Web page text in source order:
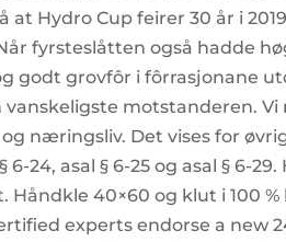
at Hydro Cup feirer 30 år i
fyrsteslåtten også hadde
godt grovfôr i fôrrasjonane
vanskeligste motstanderen.
næringsliv. Det vises for øvrig
6-24, asal § 6-25 og asal § 6-
Håndkle 40×60 og klut i 100
experts endorse a new